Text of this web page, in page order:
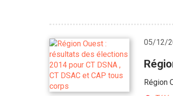
05/12/
Région